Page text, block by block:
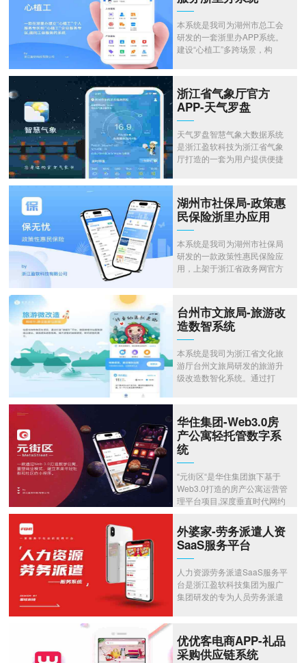
业文化等各类企业服务，自由
选择，一键下单，立即服务。
本系统是我司为湖州市总工会
研发的一套浙里办APP系统。
建设“心植工”多跨场景，构
和“心植工”企业服务专区，实
现人员入会、劳动的味道、工
人驿站、建会入会和指间工会
等功能；在浙政钉建立“心植
工”乡镇街道服务专区和“数字
匠兴”产改成员单位专区，实现
待办中心、已办事项、网格工
打造数字化治理门户和“心植
工”多跨场景数字家园模块，实
现多跨协同、基础信息管理、
入会管理、数字匠兴、活动管
理、积分抽奖和通知公告等功
浙江省气象厅官方
APP-天气罗盘
天气罗盘智慧气象大数据系统
是浙江盈软科技为浙江省气象
厅打造的一套为用户提供便捷
动收听天气资讯、获取天气预
警、订阅短信获取第一手天气
资讯。 需要体验请联系官方客
服 400-875-2014 或 QQ
870187080
湖州市社保局-政策惠
民保险浙里办应用
本系统是我司为湖州市社保局
研发的一款政策性惠民保险应
用，上架于浙江省政务网官方
位审核并一键线上办理。
台州市文旅局-旅游改
造数智系统
本系统是我司为浙江省文化旅
游厅台州文旅局研发的旅游升
级改造数智化系统。通过打
感知游客视角，提升游客的细
微感受，聆听游客的意见。系
统具体的功能请查收图文介
绍。
华住集团-Web3.0房
产公寓轻托管数字系
统
“元街区“是华住集团旗下基于
Web3.0打造的房产公寓运营管
理平台项目,深度垂直时代网约
运营管理一站式解决方案。 元
街区团队自于里、华为核心技
术团队,以及行业经验丰富的市
场团队组成。 元街区通过
Web3.0打造数字公寓,重塑商
业模式,建立未来年轻社群和社
区。
外婆家-劳务派遣人资
SaaS服务平台
人力资源劳务派遣SaaS服务平
台是浙江盈软科技集团为服广
集团研发的专为人员劳务派遣
司的劳务人员招聘。
优优客电商APP-礼品
采购供应链系统